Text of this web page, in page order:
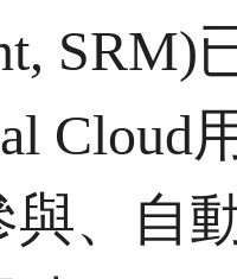
Cloud
與、自